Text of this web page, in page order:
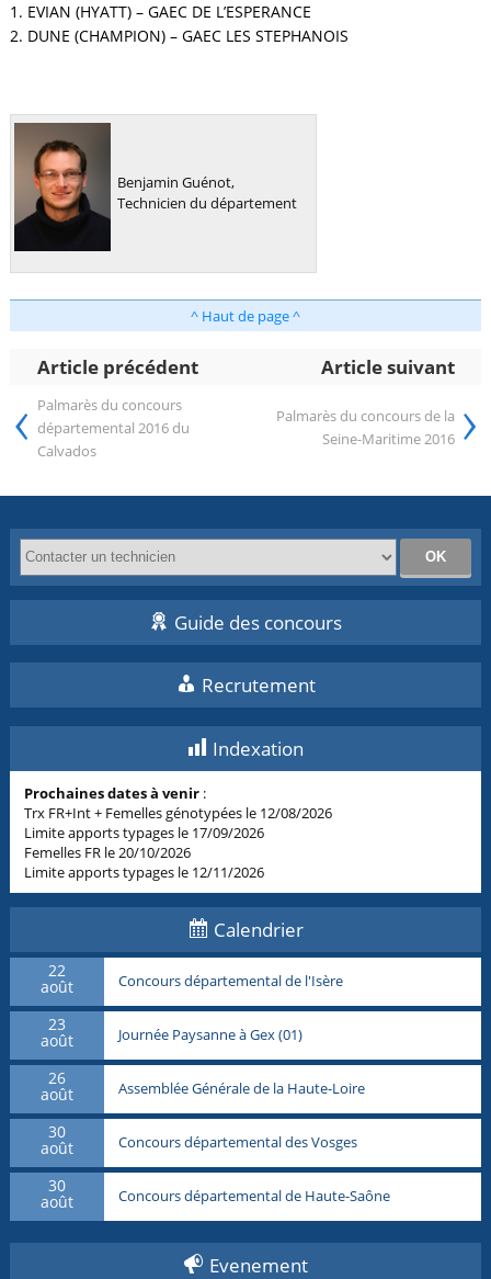
1. EVIAN (HYATT) – GAEC DE L’ESPERANCE
2. DUNE (CHAMPION) – GAEC LES STEPHANOIS
Benjamin Guénot,
Technicien du département
^ Haut de page ^
Article précédent Article suivant
‹ Palmarès du concours
départemental 2016 du
Calvados
Palmarès du concours de la
Seine-Maritime 2016 ›
Guide des concours
Recrutement
Indexation
Prochaines dates à venir :
Trx FR+Int + Femelles génotypées le 12/08/2026
Limite apports typages le 17/09/2026
Femelles FR le 20/10/2026
Limite apports typages le 12/11/2026
Calendrier
22
août Concours départemental de l'Isère
23
août Journée Paysanne à Gex (01)
26
août Assemblée Générale de la Haute-Loire
30
août Concours départemental des Vosges
30
août Concours départemental de Haute-Saône
Evenement